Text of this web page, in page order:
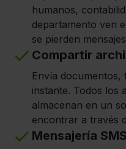
humanos,
departamento ven
se pierden
Compartir
Envía
instante. Todos los
almacenan en un
encontrar a través
Mensajería